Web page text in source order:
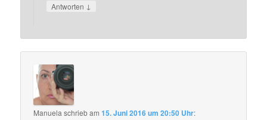
Antworten ↓
Manuela schriebam15. Juni 2016 um 20:50 Uhr: